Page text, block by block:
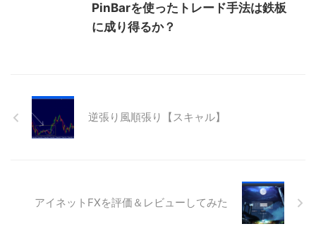
PinBarを使ったトレード手法は鉄板
に成り得るか？
逆張り風順張り【スキャル】
アイネットFXを評価＆レビューしてみた